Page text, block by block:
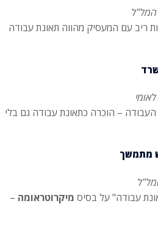
ריב עם המעסיק מהווה תאונת עבודה
– הוכרה כתאונת עבודה גם בלי
מתמשך
עבודה" על בסיס מיקרוטראומה –